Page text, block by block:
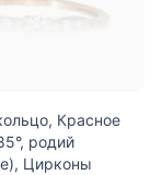
Красное
родий
Цирконы